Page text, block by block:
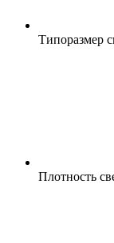
Типоразмер
Плотность